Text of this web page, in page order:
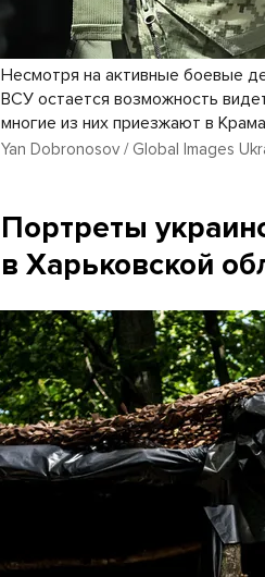
Несмотря на активные боевые
ВСУ остается возможность
многие из них приезжают в
Yan Dobronosov / Global Images
Портреты
в Харьковской